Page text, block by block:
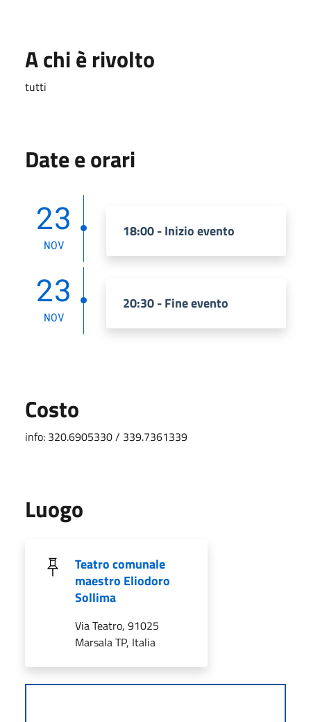
A chi è rivolto
tutti
Date e orari
23
NOV
18:00 - Inizio evento
23
NOV
20:30 - Fine evento
Costo
info: 320.6905330 / 339.7361339
Luogo
Teatro comunale
maestro Eliodoro
Sollima
Via Teatro, 91025
Marsala TP, Italia